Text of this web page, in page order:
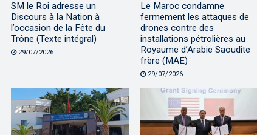
SM le Roi adresse un
Discours à la Nation à
l’occasion de la Fête du
Trône (Texte intégral)
29/07/2026
Le Maroc condamne
fermement les attaques de
drones contre des
installations pétrolières au
Royaume d’Arabie Saoudite
frère (MAE)
29/07/2026